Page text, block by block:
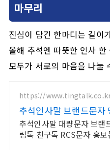
마무리
진심이 담긴 한마디는 길이
올해 추석엔 따뜻한 인사
모두가 서로의 마음을 나눌
https://
추석인사말 브랜드문자
추석인사말 대량문자 브랜
림톡 친구톡 RCS문자 홍